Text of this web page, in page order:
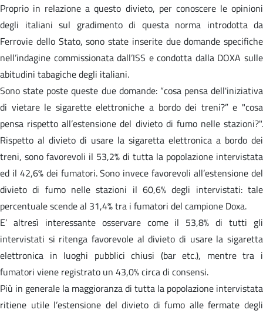
Proprio in relazione a questo divieto, per conoscere le opinioni
degli italiani sul gradimento di questa norma introdotta da
Ferrovie dello Stato, sono state inserite due domande specifiche
nell’indagine commissionata dall’ISS e condotta dalla DOXA sulle
abitudini tabagiche degli italiani.
Sono state poste queste due domande: “cosa pensa dell'iniziativa
di vietare le sigarette elettroniche a bordo dei treni?” e "cosa
pensa rispetto all’estensione del divieto di fumo nelle stazioni?".
Rispetto al divieto di usare la sigaretta elettronica a bordo dei
treni, sono favorevoli il 53,2% di tutta la popolazione intervistata
ed il 42,6% dei fumatori. Sono invece favorevoli all’estensione del
divieto di fumo nelle stazioni il 60,6% degli intervistati: tale
percentuale scende al 31,4% tra i fumatori del campione Doxa.
E’ altresì interessante osservare come il 53,8% di tutti gli
intervistati si ritenga favorevole al divieto di usare la sigaretta
elettronica in luoghi pubblici chiusi (bar etc.), mentre tra i
fumatori viene registrato un 43,0% circa di consensi.
Più in generale la maggioranza di tutta la popolazione intervistata
ritiene utile l’estensione del divieto di fumo alle fermate degli